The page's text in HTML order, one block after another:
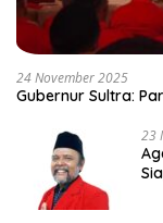
24 November 2025
Gubernur Sultra:
23